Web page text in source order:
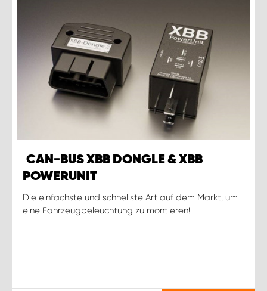
CAN-BUS XBB DONGLE & XBB
POWERUNIT
Die einfachste und schnellste Art auf dem Markt, um
eine Fahrzeugbeleuchtung zu montieren!